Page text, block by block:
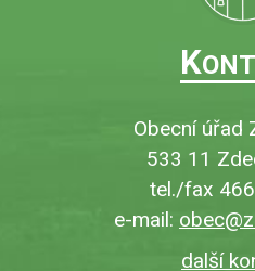
K
Obecní úřad
533 11
tel./fax
e-mail:
další